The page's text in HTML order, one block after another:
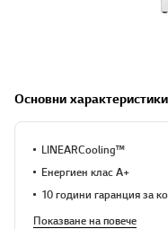
Основни характеристики
LINEARCooling™
Енергиен клас A+
10 години гаранция за
Показване на повече